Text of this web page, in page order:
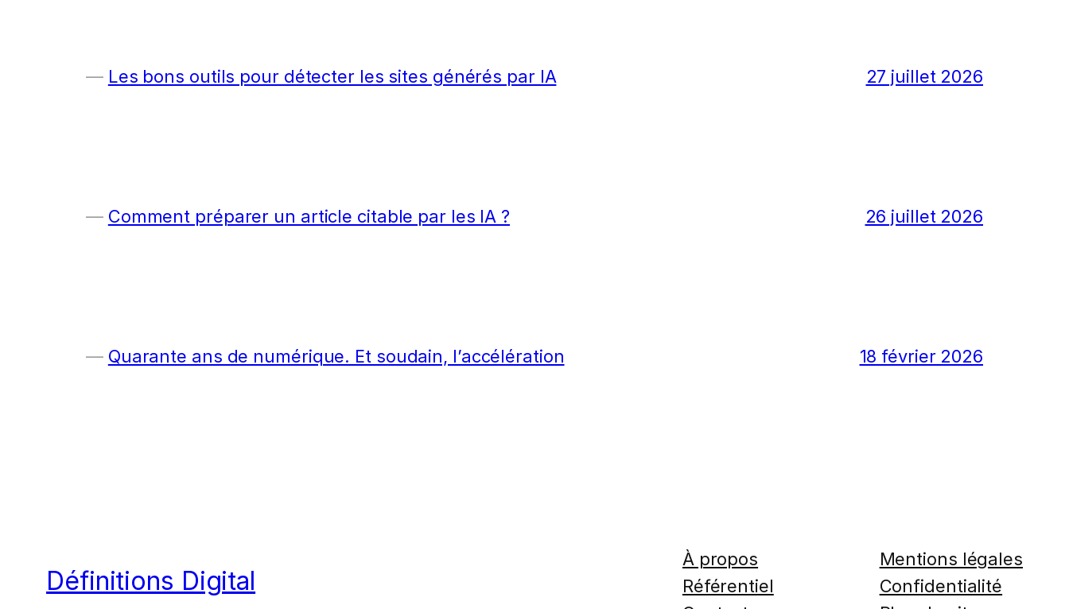
Les bons outils pour détecter les sites générés par IA 27 juillet 2026
Comment préparer un article citable par les IA ? 26 juillet 2026
Quarante ans de numérique. Et soudain, l’accélération 18 février 2026
Définitions Digital
À propos
Référentiel
Mentions légales
Confidentialité